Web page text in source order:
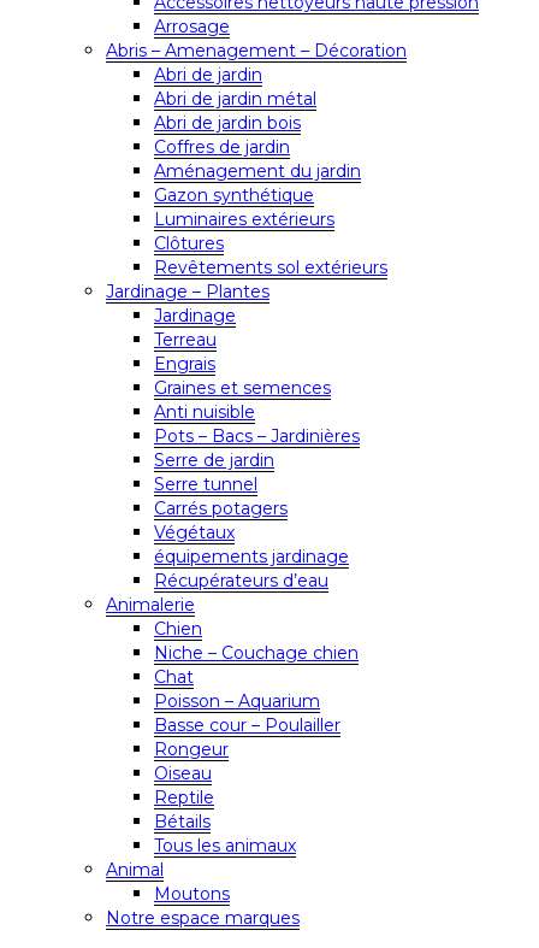
Arrosage
Abris – Amenagement – Décoration
Abri de jardin
Abri de jardin métal
Abri de jardin bois
Coffres de jardin
Aménagement du jardin
Gazon synthétique
Luminaires extérieurs
Clôtures
Revêtements sol extérieurs
Jardinage – Plantes
Jardinage
Terreau
Engrais
Graines et semences
Anti nuisible
Pots – Bacs – Jardinières
Serre de jardin
Serre tunnel
Carrés potagers
Végétaux
équipements jardinage
Récupérateurs d’eau
Animalerie
Chien
Niche – Couchage chien
Chat
Poisson – Aquarium
Basse cour – Poulailler
Rongeur
Oiseau
Reptile
Bétails
Tous les animaux
Animal
Moutons
Notre espace marques